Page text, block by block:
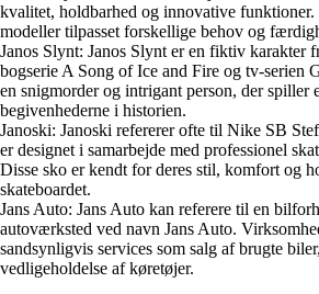
kvalitet, holdbarhed og innovative
modeller tilpasset forskellige behov og
Janos Slynt: Janos Slynt er en fiktiv karakter
bogserie A Song of Ice and Fire og tv-serien
en snigmorder og intrigant person, der spiller
begivenhederne i historien.
Janoski: Janoski refererer ofte til Nike SB
er designet i samarbejde med professionel
Disse sko er kendt for deres stil, komfort og
skateboardet.
Jans Auto: Jans Auto kan referere til en
autoværksted ved navn Jans Auto.
sandsynligvis services som salg af brugte
vedligeholdelse af køretøjer.